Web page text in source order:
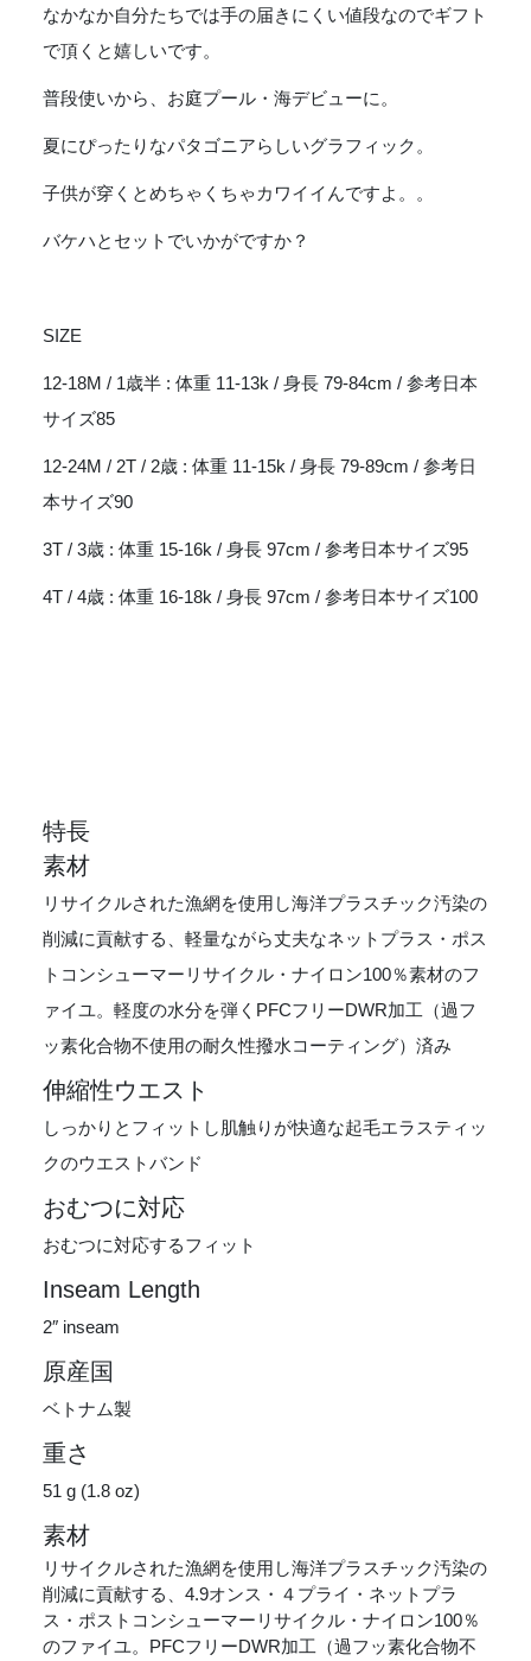
MEADOW
MOOSE
GREEN
なかなか自分たちでは手の届きにくい値段なのでギフト
で頂くと嬉しいです。
普段使いから、お庭プール・海デビューに。
夏にぴったりなパタゴニアらしいグラフィック。
子供が穿くとめちゃくちゃカワイイんですよ。。
バケハとセットでいかがですか？
SIZE
12-18M / 1歳半 : 体重 11-13k / 身長 79-84cm / 参考日本
サイズ85
12-24M / 2T / 2歳 : 体重 11-15k / 身長 79-89cm / 参考日
本サイズ90
3T / 3歳 : 体重 15-16k / 身長 97cm / 参考日本サイズ95
4T / 4歳 : 体重 16-18k / 身長 97cm / 参考日本サイズ100
特長
素材
リサイクルされた漁網を使用し海洋プラスチック汚染の
削減に貢献する、軽量ながら丈夫なネットプラス・ポス
トコンシューマーリサイクル・ナイロン100％素材のフ
ァイユ。軽度の水分を弾くPFCフリーDWR加工（過フ
ッ素化合物不使用の耐久性撥水コーティング）済み
伸縮性ウエスト
しっかりとフィットし肌触りが快適な起毛エラスティッ
クのウエストバンド
おむつに対応
おむつに対応するフィット
Inseam Length
2″ inseam
原産国
ベトナム製
重さ
51 g (1.8 oz)
素材
リサイクルされた漁網を使用し海洋プラスチック汚染の
削減に貢献する、4.9オンス・４プライ・ネットプラ
ス・ポストコンシューマーリサイクル・ナイロン100％
のファイユ。PFCフリーDWR加工（過フッ素化合物不